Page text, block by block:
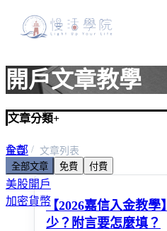
開戶文章教學
文章分類+
全部
美股入門
美股開戶
加密貨幣
首頁
文章列表
全部文章
免費 付費
【2026嘉信入金教學
少？附言要怎麼填？